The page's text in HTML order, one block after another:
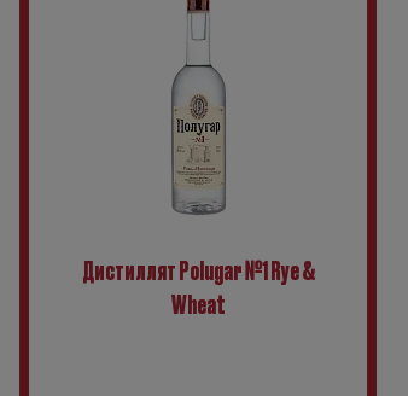
Дистиллят Polugar №1 Rye &
Wheat